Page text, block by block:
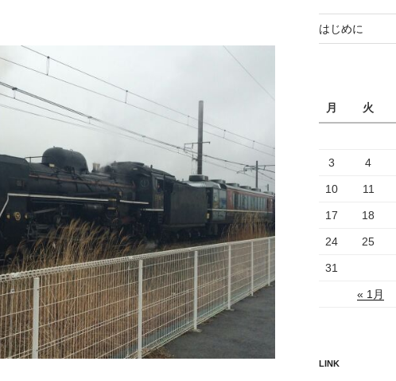
はじめに
月
火
« 1月
3 4
10 11
17 18
24 25
31
LINK